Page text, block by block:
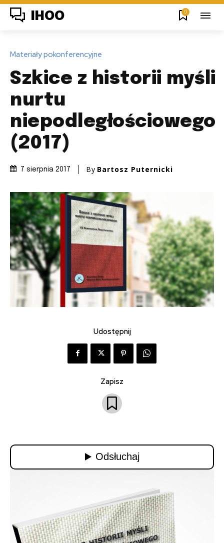
IHOO 0
Materiały pokonferencyjne
Szkice z historii myśli
nurtu
niepodległościowego
(2017)
7 sierpnia 2017 By Bartosz Puternicki
Udostępnij
Zapisz